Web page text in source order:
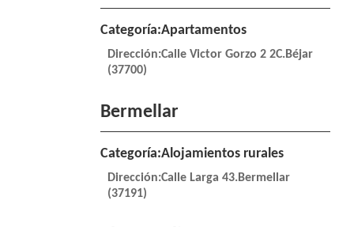
Categoría:Apartamentos
Dirección:Calle Victor Gorzo 2 2C.Béjar
(37700)
Bermellar
Categoría:Alojamientos rurales
Dirección:Calle Larga 43.Bermellar
(37191)